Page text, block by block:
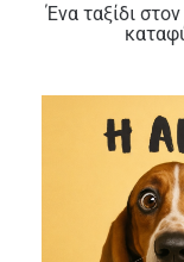
Ένα ταξίδι